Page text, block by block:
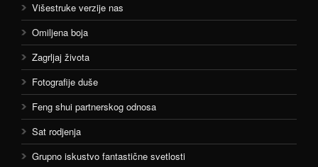
Višestruke verzije nas
Omiljena boja
Zagrljaj života
Fotografije duše
Feng shui partnerskog odnosa
Sat rodjenja
Grupno iskustvo fantastične svetlosti